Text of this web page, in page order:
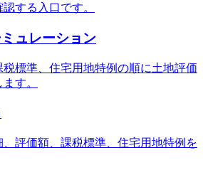
する入口です。
ュレーション
標準、住宅用地特例の順に土地評価
す。
評価額、課税標準、住宅用地特例を